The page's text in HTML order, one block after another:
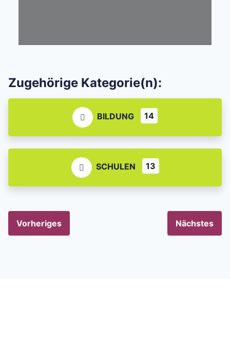
Zugehörige Kategorie(n):
BILDUNG 14
SCHULEN 13
Vorheriges Nächstes